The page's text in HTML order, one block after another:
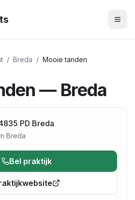
/ Breda / Mooie tanden
— Breda
PD Breda
Breda
Bel praktijk